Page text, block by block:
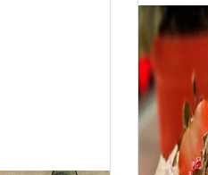
eta ogi biribilak